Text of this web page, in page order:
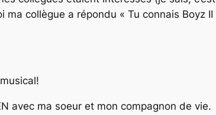
ma collègue a répondu « Tu connais Boyz II
avec ma soeur et mon compagnon de vie.